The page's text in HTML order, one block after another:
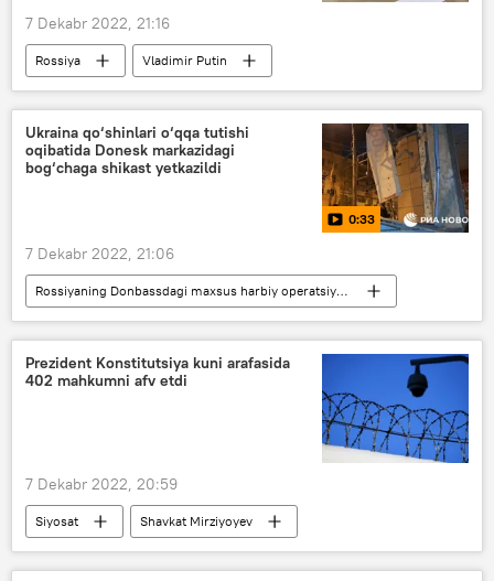
7 Dekabr 2022, 21:16
Rossiya
Vladimir Putin
yadro quroli
Ukraina qo‘shinlari o‘qqa tutishi
oqibatida Donesk markazidagi
bog‘chaga shikast yetkazildi
0:33
7 Dekabr 2022, 21:06
Rossiyaning Donbassdagi maxsus harbiy operatsiyasi
Donesk xalq respublikasi (DXR)
Prezident Konstitutsiya kuni arafasida
402 mahkumni afv etdi
7 Dekabr 2022, 20:59
Siyosat
Shavkat Mirziyoyev
konstitutsiya
afv